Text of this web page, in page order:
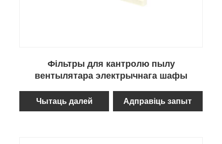
Фільтры для кантролю пылу
вентылятара электрычнага шафы
Чытаць далей Адправіць запыт